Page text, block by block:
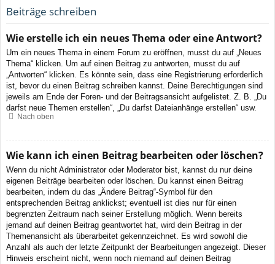
Beiträge schreiben
Wie erstelle ich ein neues Thema oder eine Antwort?
Um ein neues Thema in einem Forum zu eröffnen, musst du auf „Neues
Thema“ klicken. Um auf einen Beitrag zu antworten, musst du auf
„Antworten“ klicken. Es könnte sein, dass eine Registrierung erforderlich
ist, bevor du einen Beitrag schreiben kannst. Deine Berechtigungen sind
jeweils am Ende der Foren- und der Beitragsansicht aufgelistet. Z. B. „Du
darfst neue Themen erstellen“, „Du darfst Dateianhänge erstellen“ usw.
Nach oben
Wie kann ich einen Beitrag bearbeiten oder löschen?
Wenn du nicht Administrator oder Moderator bist, kannst du nur deine
eigenen Beiträge bearbeiten oder löschen. Du kannst einen Beitrag
bearbeiten, indem du das „Ändere Beitrag“-Symbol für den
entsprechenden Beitrag anklickst; eventuell ist dies nur für einen
begrenzten Zeitraum nach seiner Erstellung möglich. Wenn bereits
jemand auf deinen Beitrag geantwortet hat, wird dein Beitrag in der
Themenansicht als überarbeitet gekennzeichnet. Es wird sowohl die
Anzahl als auch der letzte Zeitpunkt der Bearbeitungen angezeigt. Dieser
Hinweis erscheint nicht, wenn noch niemand auf deinen Beitrag